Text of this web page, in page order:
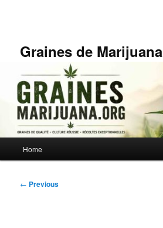
Graines de Marijuana
Home
Post
← Previous